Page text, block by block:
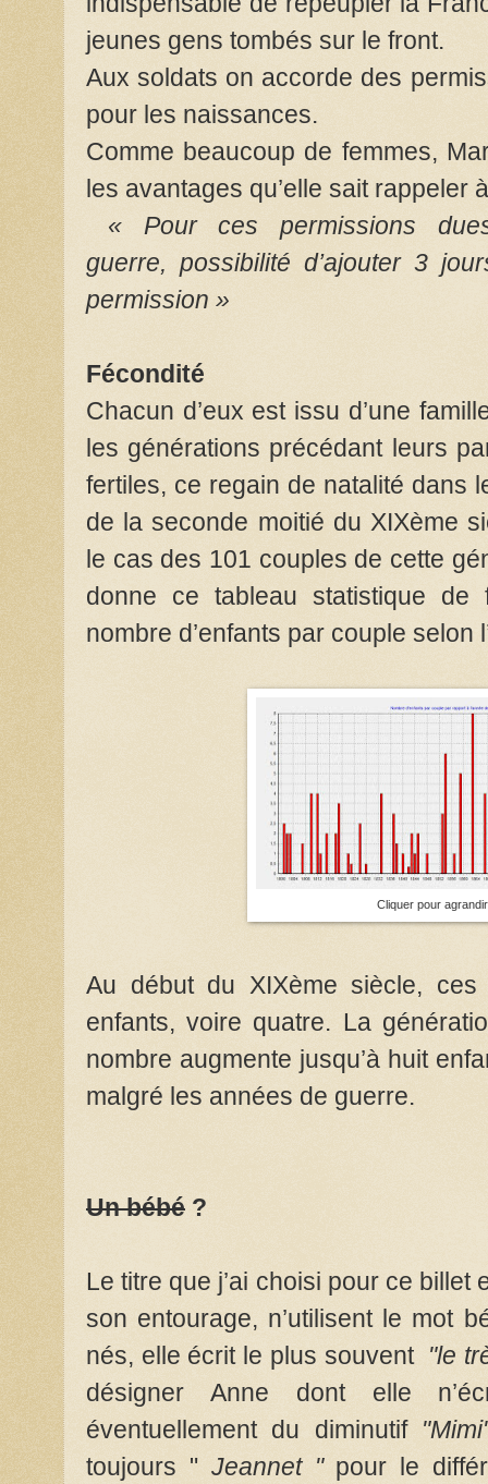
jeunes gens tombés sur le front.
Aux soldats on accorde des
pour les naissances.
Comme beaucoup de femmes,
les avantages qu’elle sait rappeler
« Pour ces permissions
guerre, possibilité d’ajouter 3
permission »
Fécondité
Chacun d’eux est issu d’une
les générations précédant leurs
fertiles, ce regain de natalité dans
de la seconde moitié du XIXème
le cas des 101 couples de cette
donne ce tableau statistique de
nombre d’enfants par couple selon
Cliquer pour
Au début du XIXème siècle,
enfants, voire quatre. La
nombre augmente jusqu’à huit
malgré les années de guerre.
Un bébé ?
Le titre que j’ai choisi pour ce
son entourage, n’utilisent le mot
nés, elle écrit le plus souvent "le
désigner Anne dont elle
éventuellement du diminutif
toujours "Jeannet "pour le